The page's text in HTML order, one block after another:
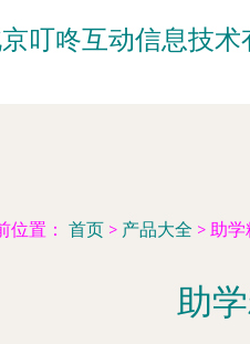
叮咚互动信息技术
位置： 首页 > 产品大全 > 助学
助